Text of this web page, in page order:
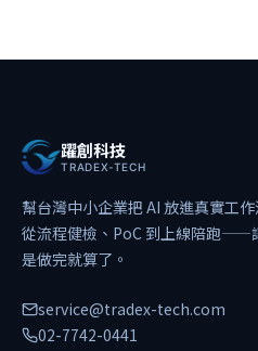
躍創科技
TRADEX-TECH
幫台灣中小企業把 AI 放進真實工
從流程健檢、PoC 到上線陪跑——
是做完就算了。
service@tradex-tech.com
02-7742-0441